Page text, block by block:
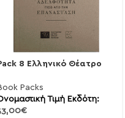
8 Ελληνικό Θέατρο
Packs
Τιμή Εκδότη:
€